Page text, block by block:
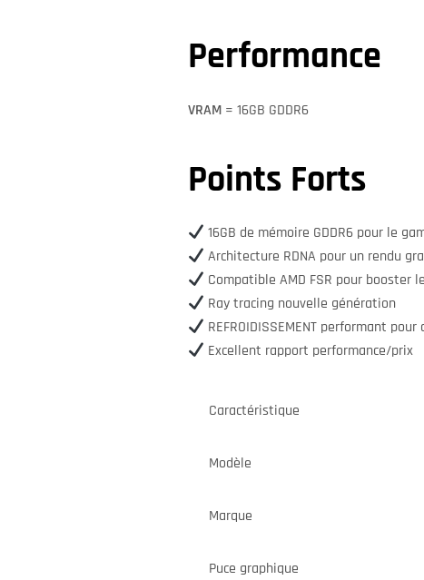
Performance
VRAM = 16GB GDDR6
Points Forts
16GB de mémoire GDDR6 pour le
Architecture RDNA pour un rendu
Compatible AMD FSR pour booster
Ray tracing nouvelle génération
REFROIDISSEMENT performant
Excellent rapport performance/prix
Caractéristique
Modèle
Marque
Puce graphique